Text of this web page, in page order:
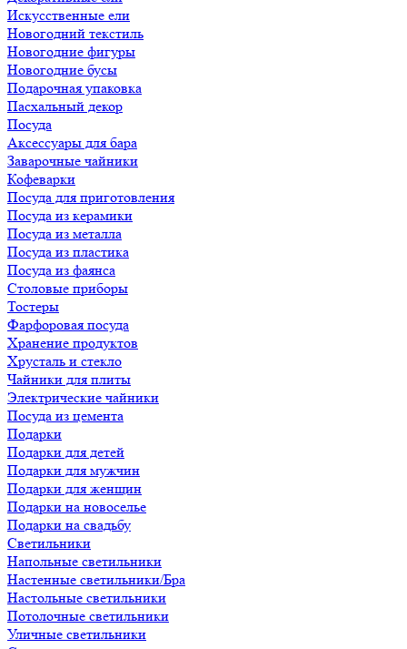
Искусственные ели
Новогодний текстиль
Новогодние фигуры
Новогодние бусы
Подарочная упаковка
Пасхальный декор
Посуда
Аксессуары для бара
Заварочные чайники
Кофеварки
Посуда для приготовления
Посуда из керамики
Посуда из металла
Посуда из пластика
Посуда из фаянса
Столовые приборы
Тостеры
Фарфоровая посуда
Хранение продуктов
Хрусталь и стекло
Чайники для плиты
Электрические чайники
Посуда из цемента
Подарки
Подарки для детей
Подарки для мужчин
Подарки для женщин
Подарки на новоселье
Подарки на свадьбу
Светильники
Напольные светильники
Настенные светильники/Бра
Настольные светильники
Потолочные светильники
Уличные светильники